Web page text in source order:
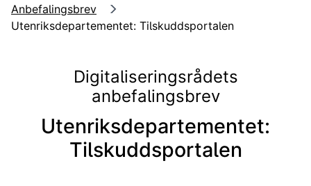
Anbefalingsbrev
Utenriksdepartementet: Tilskuddsportalen
Digitaliseringsrådets
anbefalingsbrev
Utenriksdepartementet:
Tilskuddsportalen